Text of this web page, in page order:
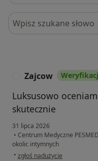
Szukaj w opiniach
Zajcow
Luksusowo
skutecznie
31 lipca 2026
• Centrum Medyczne PESMED
okolic intymnych
• w opinii użytkownika Zajcow
zgłoś nadużycie